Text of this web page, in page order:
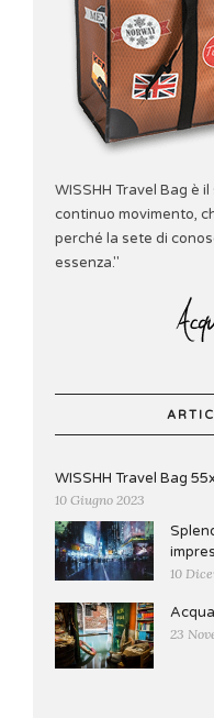
WISSHH Travel Bag è
continuo movimento,
perché la sete di
essenza."
WISSHH Travel Bag
10 Giugno 2023
10
23